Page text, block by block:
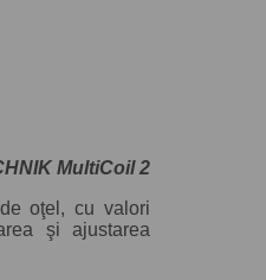
MultiCoil 2
oţel, cu valori
şi ajustarea